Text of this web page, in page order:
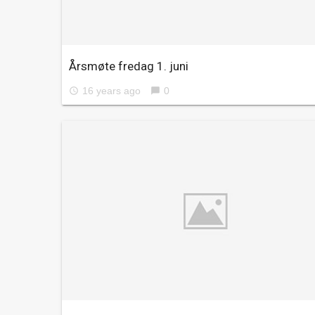
Årsmøte fredag 1. juni
access_time 16 years ago chat_bubble 0